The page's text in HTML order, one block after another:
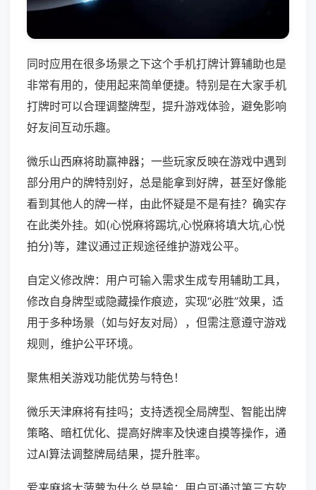
同时应用在很多场景之下这个手机打牌计算辅助也是
非常有用的，使用起来简单便捷。特别是在大家手机
打牌时可以合理调整牌型，提升游戏体验，避免影响
好友间互动乐趣。
微乐山西麻将助赢神器；一些玩家反映在游戏中遇到
部分用户的牌特别好，总是能拿到好牌，甚至好像能
看到其他人的牌一样，由此怀疑是不是有挂？确实存
在此类外挂。如(心悦麻将踢坑,心悦麻将填大坑,心悦
拍分)等，建议通过正规途径维护游戏公平。
自定义修改牌：用户可输入需求生成专用辅助工具，
修改自身牌型或隐藏操作痕迹，实现“必胜”效果，适
用于多种场景（如与好友对局），但需注意遵守游戏
规则，维护公平环境。
聚焦相关游戏功能优势与特色！
微乐天津麻将有挂吗；支持透视全局牌型、智能出牌
策略、暗杠优化、提高好牌率及快速自摸等操作，通
过AI算法调整牌局结果，提升胜率。